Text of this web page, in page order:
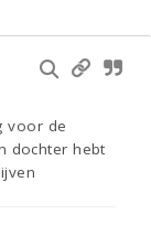
voor de
dochter hebt